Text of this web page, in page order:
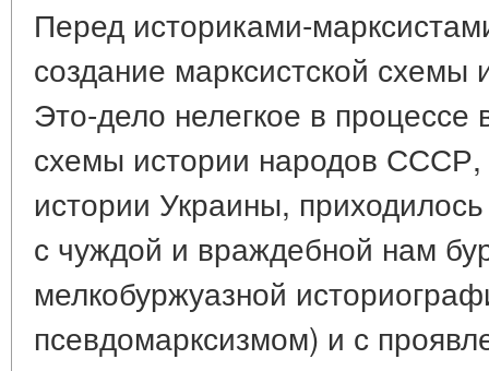
Перед историками-
создание марксистской
Это-дело нелегкое в процессе
схемы истории народов СССР,
истории Украины,
с чуждой и враждебной нам
мелкобуржуазной
псевдомарксизмом) и с